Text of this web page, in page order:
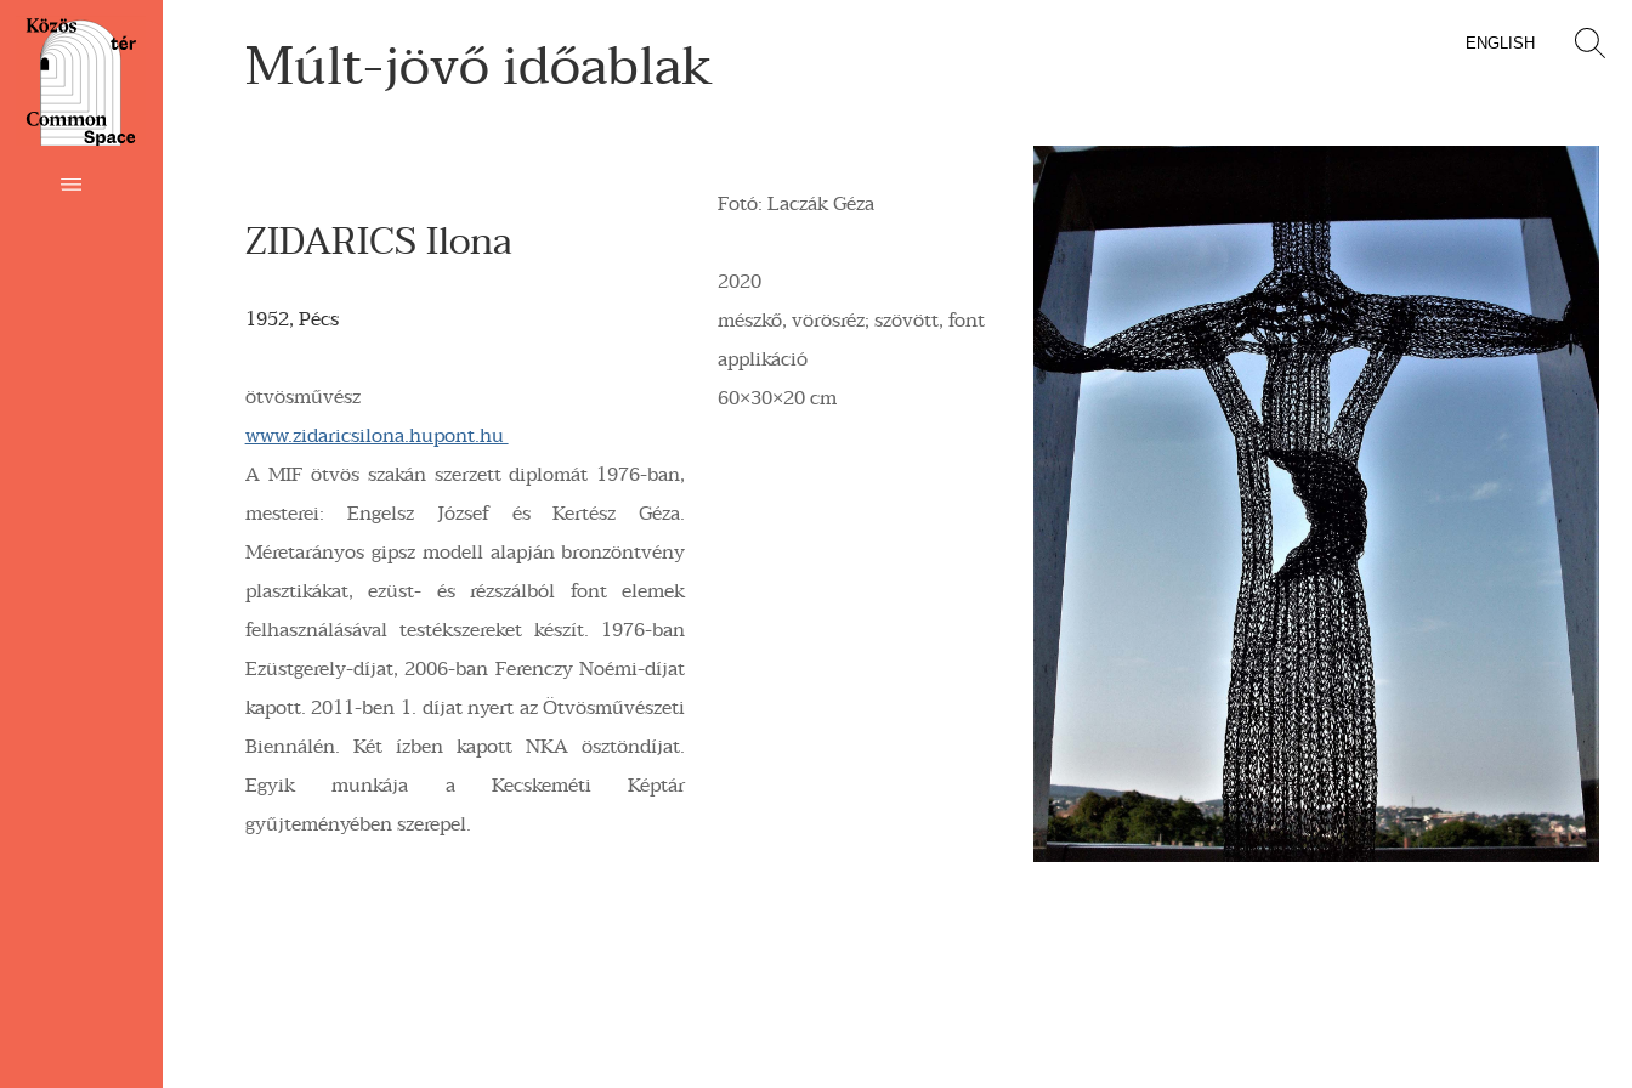
ENGLISH
Múlt-jövő időablak
ZIDARICS Ilona
1952, Pécs
ötvösművész
www.zidaricsilona.hupont.hu
A MIF ötvös szakán szerzett diplomát 1976-ban,
mesterei: Engelsz József és Kertész Géza.
Méretarányos gipsz modell alapján bronzöntvény
plasztikákat, ezüst- és rézszálból font elemek
felhasználásával testékszereket készít. 1976-ban
Ezüstgerely-díjat, 2006-ban Ferenczy Noémi-díjat
kapott. 2011-ben 1. díjat nyert az Ötvösművészeti
Biennálén. Két ízben kapott NKA ösztöndíjat.
Egyik munkája a Kecskeméti Képtár
gyűjteményében szerepel.
Fotó: Laczák Géza
2020
mészkő, vörösréz; szövött, font
applikáció
60×30×20 cm